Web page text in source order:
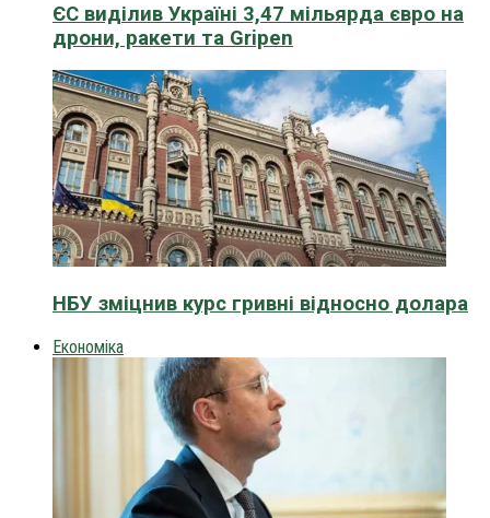
ЄС виділив Україні 3,47 мільярда євро на
дрони, ракети та Gripen
НБУ зміцнив курс гривні відносно долара
Економіка